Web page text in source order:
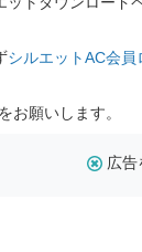
シルエットAC会員
をお願いします。
広告